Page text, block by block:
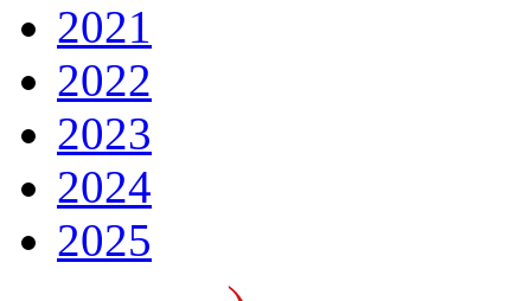
2021
2022
2023
2024
2025